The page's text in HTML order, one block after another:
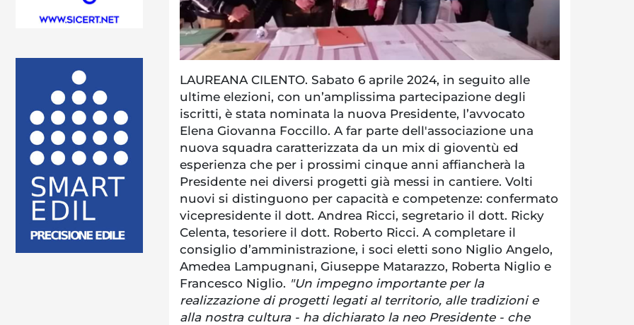
LAUREANA CILENTO. Sabato 6 aprile 2024, in seguito alle
ultime elezioni, con un’amplissima partecipazione degli
iscritti, è stata nominata la nuova Presidente, l’avvocato
Elena Giovanna Foccillo. A far parte dell'associazione una
nuova squadra caratterizzata da un mix di gioventù ed
esperienza che per i prossimi cinque anni affiancherà la
Presidente nei diversi progetti già messi in cantiere. Volti
nuovi si distinguono per capacità e competenze: confermato
vicepresidente il dott. Andrea Ricci, segretario il dott. Ricky
Celenta, tesoriere il dott. Roberto Ricci. A completare il
consiglio d’amministrazione, i soci eletti sono Niglio Angelo,
Amedea Lampugnani, Giuseppe Matarazzo, Roberta Niglio e
Francesco Niglio. "Un impegno importante per la
realizzazione di progetti legati al territorio, alle tradizioni e
alla nostra cultura - ha dichiarato la neo Presidente - che